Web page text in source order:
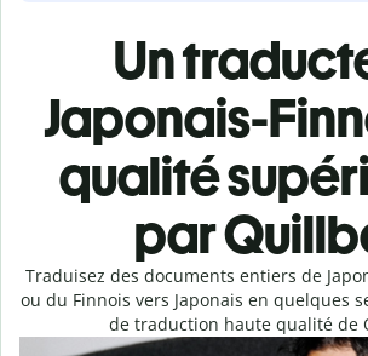
Un
Japonais-
qualité
par
Traduisez des documents entiers de
ou du Finnois vers Japonais en quelques
de traduction haute qualité de